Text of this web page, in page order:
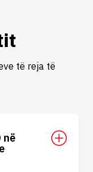
të reja të
në